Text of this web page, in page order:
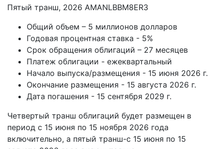
Пятый транш, 2026 AMANLBBM8ER3
Общий объем – 5 миллионов долларов
Годовая процентная ставка - 5%
Срок обращения облигаций – 27 месяцев
Платеж облигации - ежеквартальный
Начало выпуска/размещения - 15 июня 2026 г.
Окончание размещения - 15 августа 2026 г.
Дата погашения - 15 сентября 2029 г.
Четвертый транш облигаций будет размещен в
период с 15 июня по 15 ноября 2026 года
включительно, а пятый транш-с 15 июня по 15